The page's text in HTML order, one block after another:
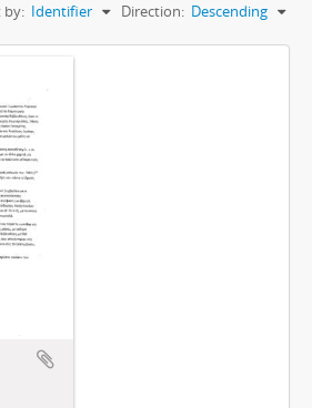
by: Identifier Direction: Descending